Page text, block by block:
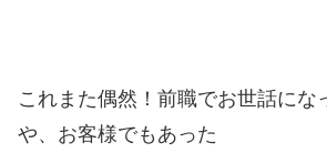
これまた偶然！前職でお世話にな
や、お客様でもあった